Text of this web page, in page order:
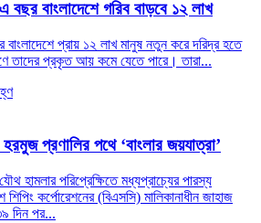
বছর বাংলাদেশে গরিব বাড়বে ১২ লাখ
প্রায় ১২ লাখ মানুষ নতুন করে দরিদ্র হতে
তাদের প্রকৃত আয় কমে যেতে পারে। তারা...
প্রণালির পথে ‘বাংলার জয়যাত্রা’
হামলার পরিপ্রেক্ষিতে মধ্যপ্রাচ্যের পারস্য
কর্পোরেশনের (বিএসসি) মালিকানাধীন জাহাজ
দিন পর...